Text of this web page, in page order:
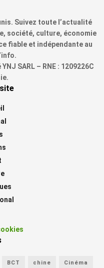
Suivez toute l’actualité
société, culture, économie
fiable et indépendante au
SARL – RNE : 1209226C
BCT chine Cinéma